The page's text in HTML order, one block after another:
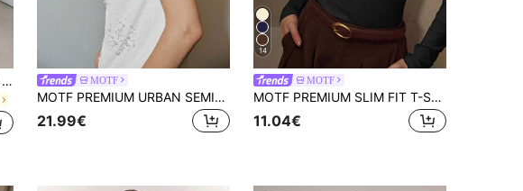
Damesmode T-shirt met lange mouwen, ronde hals, regular fit, losse pasvorm, veelzijdige casual herfst/winter nieuwe plus size top, herfstessentiële, gemakkelijk te combineren MOTF
MOTF PREMIUM URBAN SEMI-HIGH NECK TEXTURED KNIT SHORT SLEEVE T-SHIRT
21.99€
14
MOTF
MOTF PREMIUM SLIM FIT T-SHIRT MET LANGE MOUWEN
11.04€